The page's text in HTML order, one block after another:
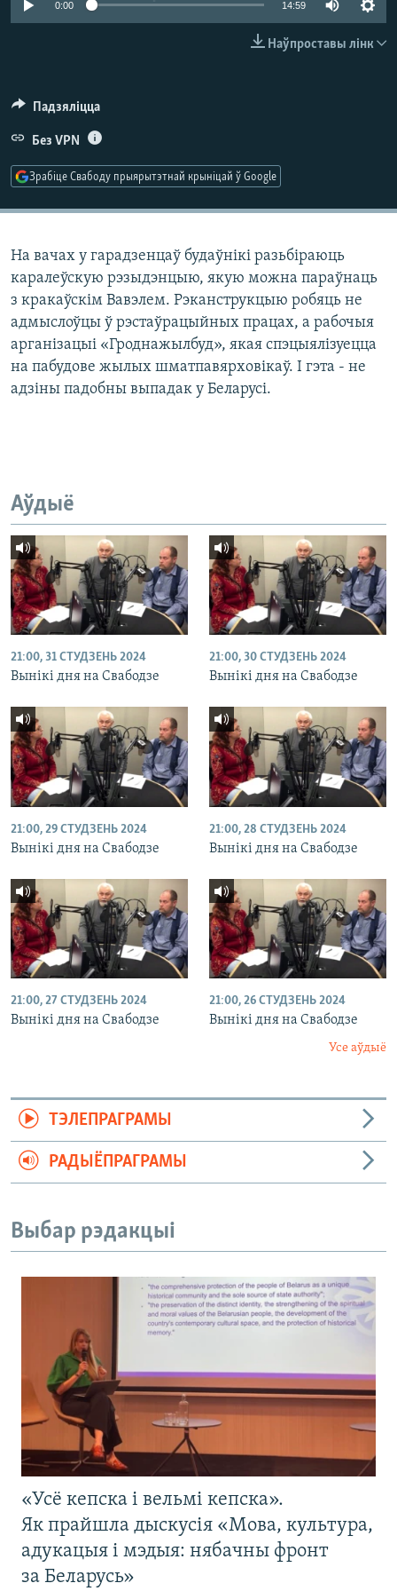
КУЛЬТУРА
МОВА0:00 14:59
Наўпроставы лінк
Падзяліцца
Без VPN
Зрабіце Свабоду прыярытэтнай крыніцай ў Google
На вачах у гарадзенцаў будаўнікі разьбіраюць
каралеўскую рэзыдэнцыю, якую можна параўнаць
з кракаўскім Вавэлем. Рэканструкцыю робяць не
адмыслоўцы ў рэстаўрацыйных працах, а рабочыя
арганізацыі «Гроднажылбуд», якая спэцыялізуецца
на пабудове жылых шматпавярховікаў. І гэта - не
адзіны падобны выпадак у Беларусі.
Аўдыё
21:00, 31 СТУДЗЕНЬ 2024
Вынікі дня на Свабодзе
21:00, 30 СТУДЗЕНЬ 2024
Вынікі дня на Свабодзе
21:00, 29 СТУДЗЕНЬ 2024
Вынікі дня на Свабодзе
21:00, 28 СТУДЗЕНЬ 2024
Вынікі дня на Свабодзе
21:00, 27 СТУДЗЕНЬ 2024
Вынікі дня на Свабодзе
21:00, 26 СТУДЗЕНЬ 2024
Вынікі дня на Свабодзе
Усе аўдыё
ТЭЛЕПРАГРАМЫ
РАДЫЁПРАГРАМЫ
Выбар рэдакцыі
«Усё кепска і вельмі кепска».
Як прайшла дыскусія «Мова, культура,
адукацыя і мэдыя: нябачны фронт
за Беларусь»